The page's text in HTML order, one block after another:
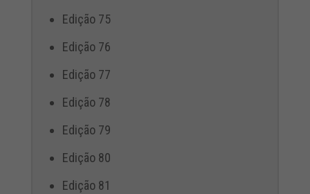
Edição 75
Edição 76
Edição 77
Edição 78
Edição 79
Edição 80
Edição 81